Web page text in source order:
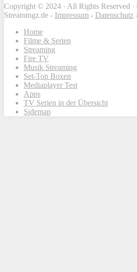
Copyright © 2024 · All Rights Reserved
Streamingz.de - Impressum - Datenschutz
Home
Filme & Serien
Streaming
Fire TV
Musik Streaming
Set-Top Boxen
Mediaplayer Test
Apps
TV Serien in der Übersicht
Sidemap